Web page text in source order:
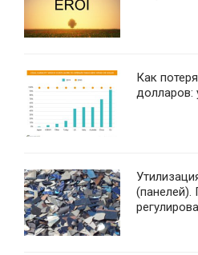
Как
долларов: